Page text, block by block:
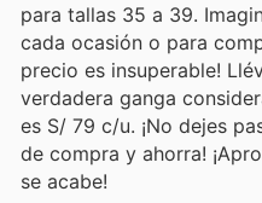
para tallas 35 a 39.
cada ocasión o para
precio es insuperable!
verdadera ganga
es S/ 79 c/u. ¡No dejes
de compra y ahorra!
se acabe!